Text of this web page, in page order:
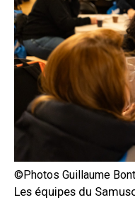
©Photos Guillaume
Les équipes du